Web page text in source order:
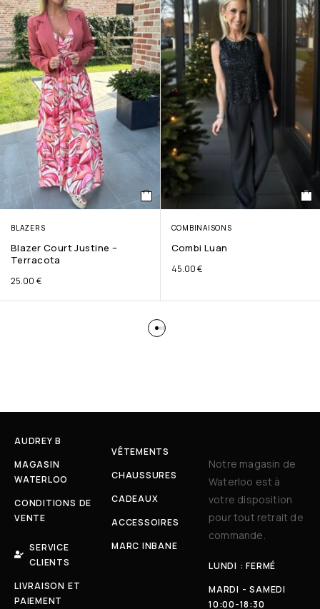
BLAZERS
Blazer Court Justine –
Terracota
25.00 €
COMBINAISONS
Combi Luan
45.00€
AUDREY B
MAGASIN
WATERLOO
CONDITIONS DE
VENTE
SERVICE
CLIENTS
LIVRAISON ET
PAIEMENT
VÊTEMENTS
CHAUSSURES
CADEAUX
ACCESSOIRES
MARC INBANE
Notre magasin de
Waterloo est à
votre disposition
pour tout retrait de
commande.
LUNDI : FERMÉ
MARDI - SAMEDI
10:00-18:30